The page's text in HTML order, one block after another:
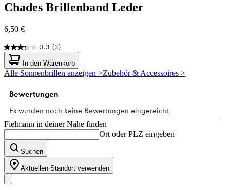
Chades Brillenband Leder
6,50 €
3.3 (3)
3.3
von
5
Sternen.
Bewertungen
In den Warenkorb
Alle Sonnenbrillen anzeigen >Zubehör & Accessoires >
Fielmann in deiner Nähe finden
Ort oder PLZ eingeben
Suchen
Aktuellen Standort verwenden